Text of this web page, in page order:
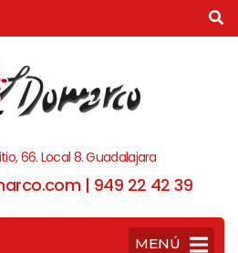
66. Local 8. Guadalajara
| 949 22 42 39
MENÚ